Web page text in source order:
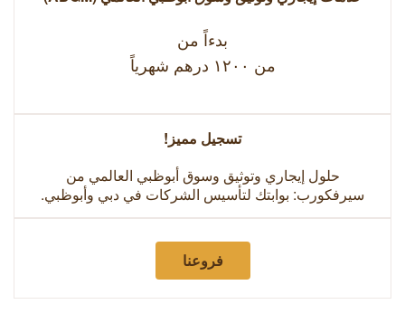
بدءاً من
من ۱٢٠٠ درهم شهرياً
تسجيل مميز!
حلول إيجاري وتوثيق وسوق أبوظبي العالمي من
سيرفكورب: بوابتك لتأسيس الشركات في دبي وأبوظبي.
فروعنا